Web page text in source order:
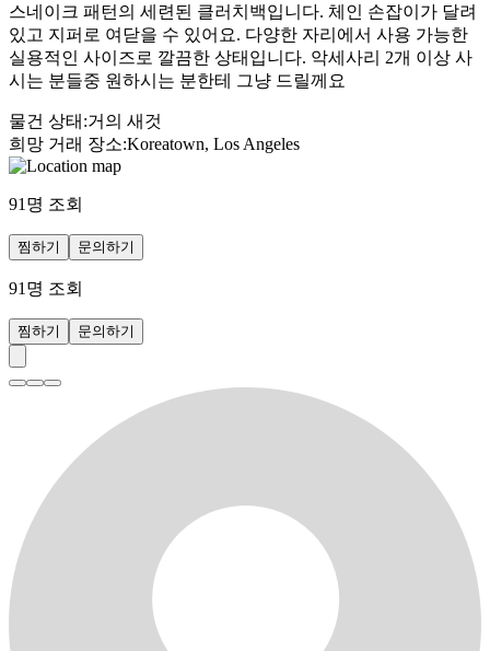
스네이크 패턴의 세련된 클러치백입니다. 체인 손잡이가 달려
있고 지퍼로 여닫을 수 있어요. 다양한 자리에서 사용 가능한
실용적인 사이즈로 깔끔한 상태입니다. 악세사리 2개 이상 사
시는 분들중 원하시는 분한테 그냥 드릴께요
물건 상태 :거의 새것
희망 거래 장소:Koreatown, Los Angeles
91 명 조회
찜하기 문의하기
91 명 조회
찜하기 문의하기